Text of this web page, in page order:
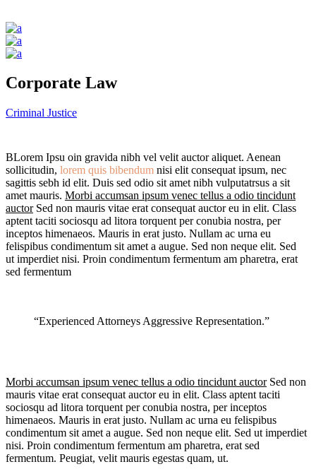
Corporate Law
Criminal Justice
BLorem Ipsu oin gravida nibh vel velit auctor aliquet. Aenean
sollicitudin, lorem quis bibendum nisi elit consequat ipsum, nec
sagittis sebh id elit. Duis sed odio sit amet nibh vulputatrsus a sit
amet mauris. Morbi accumsan ipsum venec tellus a odio tincidunt
auctorSed non mauris vitae erat consequat auctor eu in elit. Class
aptent taciti sociosqu ad litora torquent per conubia nostra, per
inceptos himenaeos. Mauris in erat justo. Nullam ac urna eu
felispibus condimentum sit amet a augue. Sed non neque elit. Sed
ut imperdiet nisi. Proin condimentum fermentum am pharetra, erat
sed fermentum
“Experienced Attorneys Aggressive Representation.”
Morbi accumsan ipsum venec tellus a odio tincidunt auctorSed non
mauris vitae erat consequat auctor eu in elit. Class aptent taciti
sociosqu ad litora torquent per conubia nostra, per inceptos
himenaeos. Mauris in erat justo. Nullam ac urna eu felispibus
condimentum sit amet a augue. Sed non neque elit. Sed ut imperdiet
nisi. Proin condimentum fermentum am pharetra, erat sed
fermentum. Peugiat, velit mauris egestas quam, ut.